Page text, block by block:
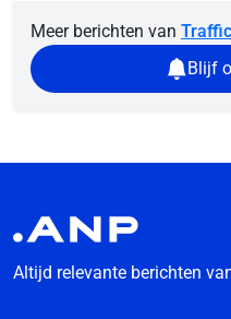
Meer berichten van
Blijf
Altijd relevante berichten